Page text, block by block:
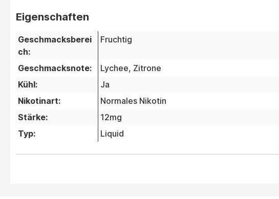
Eigenschaften
Geschmacksberei
ch:
Fruchtig
Geschmacksnote: Lychee, Zitrone
Kühl:
Ja
Nikotinart:
Normales Nikotin
Stärke:
12mg
Typ:
Liquid